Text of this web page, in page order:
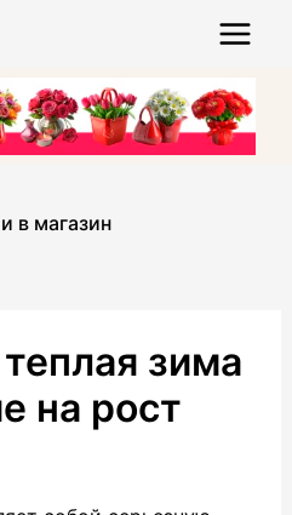
Menu
в магазин
зима
на рост